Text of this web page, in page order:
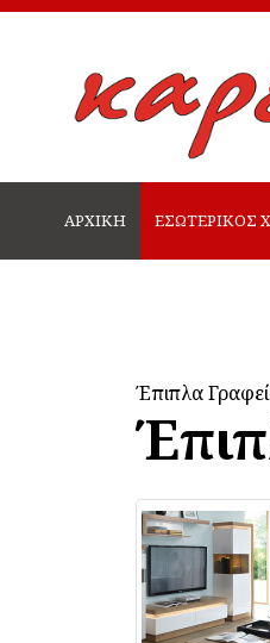
ΑΡΧΙΚΗ ΕΣΩΤΕΡΙΚΟΣ
Έπιπλα